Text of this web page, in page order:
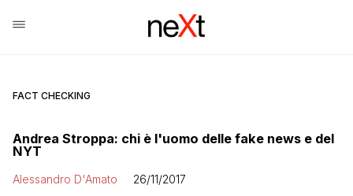
FACT CHECKING
Andrea Stroppa: chi è l'uomo delle fake news e del
NYT
Alessandro D'Amato 26/11/2017